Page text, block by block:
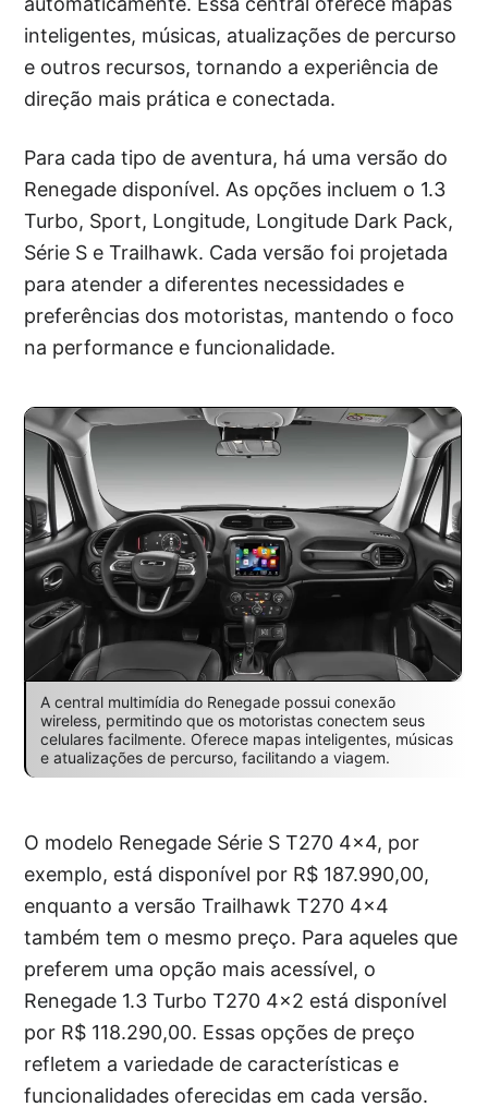
inteligentes, músicas, atualizações de percurso
e outros recursos, tornando a experiência de
direção mais prática e conectada.
Para cada tipo de aventura, há uma versão do
Renegade disponível. As opções incluem o 1.3
Turbo, Sport, Longitude, Longitude Dark Pack,
Série S e Trailhawk. Cada versão foi projetada
para atender a diferentes necessidades e
preferências dos motoristas, mantendo o foco
na performance e funcionalidade.
A central multimídia do Renegade possui conexão
wireless, permitindo que os motoristas conectem seus
celulares facilmente. Oferece mapas inteligentes, músicas
e atualizações de percurso, facilitando a viagem.
O modelo Renegade Série S T270 4×4, por
exemplo, está disponível por R$ 187.990,00,
enquanto a versão Trailhawk T270 4×4
também tem o mesmo preço. Para aqueles que
preferem uma opção mais acessível, o
Renegade 1.3 Turbo T270 4×2 está disponível
por R$ 118.290,00. Essas opções de preço
refletem a variedade de características e
funcionalidades oferecidas em cada versão.